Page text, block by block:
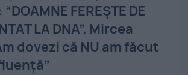
FEREȘTE DE
LA DNA”. Mircea
dovezi că NU am făcut